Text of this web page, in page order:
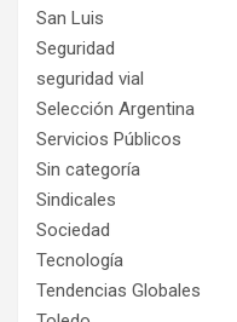
San Luis
Seguridad
seguridad vial
Selección Argentina
Servicios Públicos
Sin categoría
Sindicales
Sociedad
Tecnología
Tendencias Globales